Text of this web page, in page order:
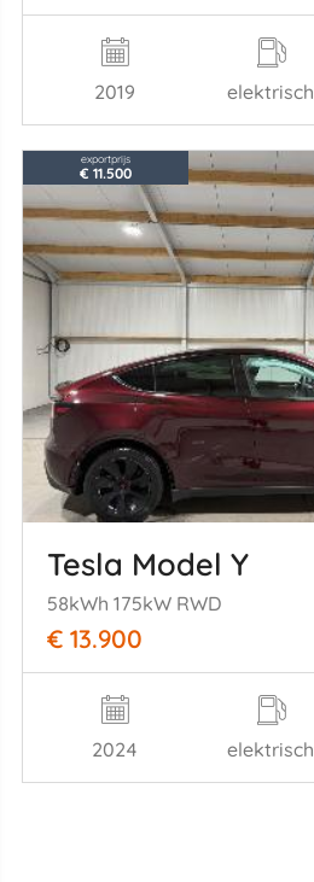
2019 elektrisch
exportprijs
€ 11.500
Tesla Model Y
58kWh 175kW RWD
€ 13.900
2024 elektrisch